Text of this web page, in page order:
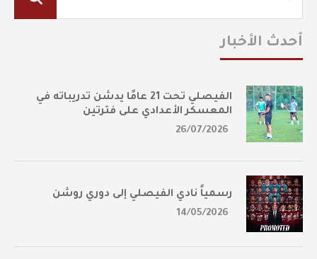
أحدث الأخبار
الفيصلي تحت 21 عامًا يدشن تدريباته في
المعسكر الأعدادي على فترتين
26/07/2026
رسمياً نادي الفيصلي إلى دوري روشن
14/05/2026